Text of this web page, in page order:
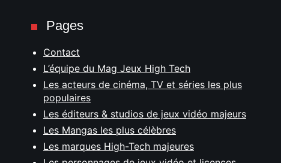
Pages
Contact
L’équipe du Mag Jeux High Tech
Les acteurs de cinéma, TV et séries les plus
populaires
Les éditeurs & studios de jeux vidéo majeurs
Les Mangas les plus célèbres
Les marques High-Tech majeures